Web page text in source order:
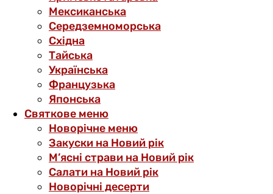
Мексиканська
Середземноморська
Східна
Тайська
Українська
Французька
Японська
Святкове меню
Новорічне меню
Закуски на Новий рік
М’ясні страви на Новий рік
Салати на Новий рік
Новорічні десерти